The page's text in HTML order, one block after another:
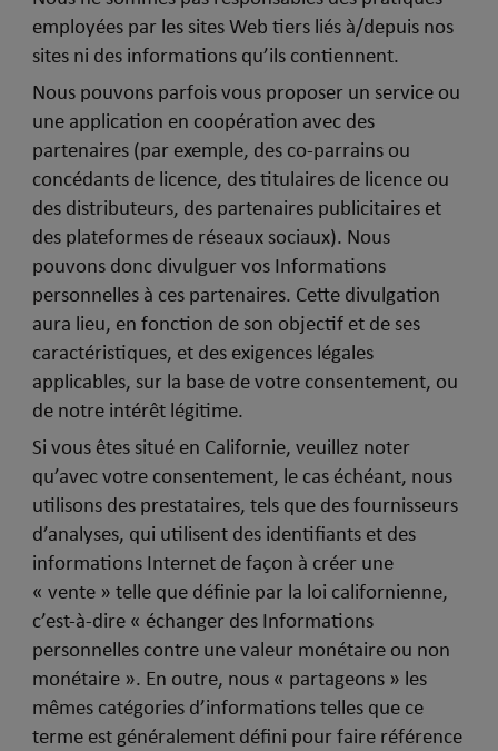
employées par les sites Web tiers liés à/depuis nos
sites ni des informations qu’ils contiennent.
Nous pouvons parfois vous proposer un service ou
une application en coopération avec des
partenaires (par exemple, des co-parrains ou
concédants de licence, des titulaires de licence ou
des distributeurs, des partenaires publicitaires et
des plateformes de réseaux sociaux). Nous
pouvons donc divulguer vos Informations
personnelles à ces partenaires. Cette divulgation
aura lieu, en fonction de son objectif et de ses
caractéristiques, et des exigences légales
applicables, sur la base de votre consentement, ou
de notre intérêt légitime.
Si vous êtes situé en Californie, veuillez noter
qu’avec votre consentement, le cas échéant, nous
utilisons des prestataires, tels que des fournisseurs
d’analyses, qui utilisent des identifiants et des
informations Internet de façon à créer une
« vente » telle que définie par la loi californienne,
c’est-à-dire « échanger des Informations
personnelles contre une valeur monétaire ou non
monétaire ». En outre, nous « partageons » les
mêmes catégories d’informations telles que ce
terme est généralement défini pour faire référence